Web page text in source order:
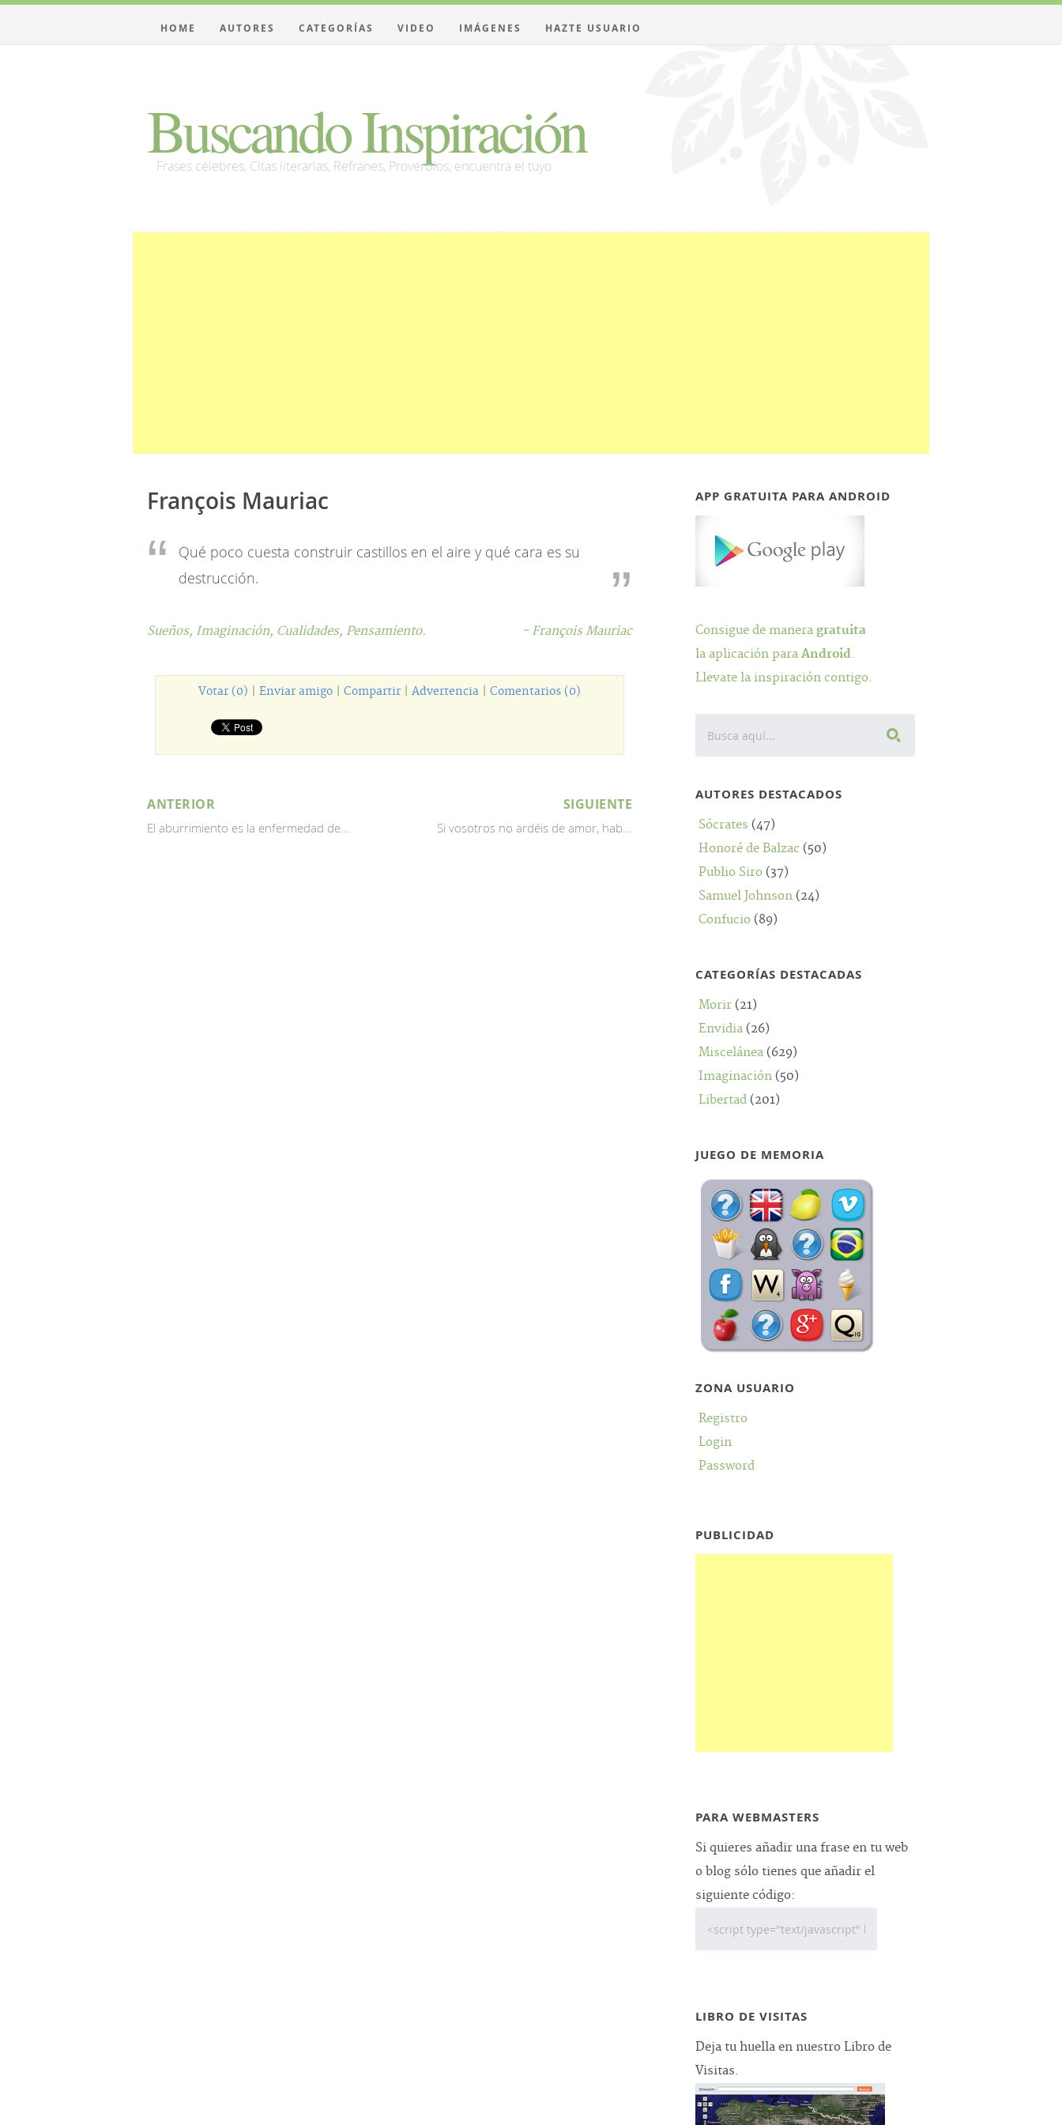
Buscando Inspiración
Frases célebres, Citas literarias, Refranes, Proverbios, encuentra el tuyo
HOME AUTORES CATEGORÍAS VIDEO IMÁGENES HAZTE USUARIO
François Mauriac
Qué poco cuesta construir castillos en el aire y qué cara es su
destrucción.
Sueños, Imaginación, Cualidades, Pensamiento. - François Mauriac
Votar (0) Enviar amigo Compartir Advertencia Comentarios (0)
ANTERIOR
El aburrimiento es la enfermedad de...
SIGUIENTE
Si vosotros no ardéis de amor, hab...
APP GRATUITA PARA ANDROID
Consigue de maneragratuita
la aplicación paraAndroid.
Llevate la inspiración contigo.
AUTORES DESTACADOS
Sócrates (47)
Honoré de Balzac (50)
Publio Siro (37)
Samuel Johnson (24)
Confucio (89)
CATEGORÍAS DESTACADAS
Morir (21)
Envidia (26)
Miscelánea (629)
Imaginación (50)
Libertad (201)
JUEGO DE MEMORIA
ZONA USUARIO
Registro
Login
Password
PUBLICIDAD
PARA WEBMASTERS
Si quieres añadir una frase en tu web
o blog sólo tienes que añadir el
siguiente código:
LIBRO DE VISITAS
Deja tu huella en nuestro Libro de
Visitas.